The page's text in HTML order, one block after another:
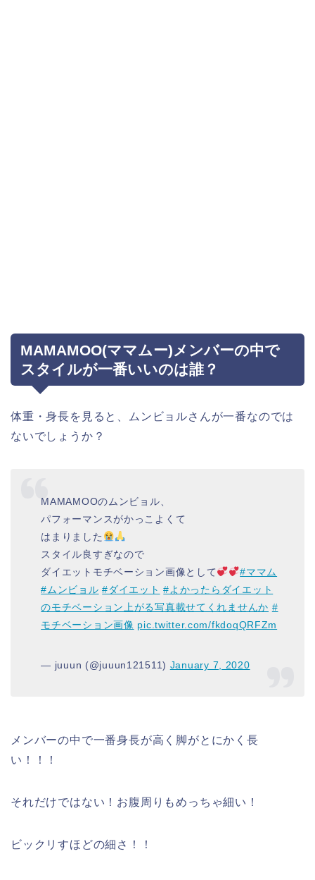
MAMAMOO(ママムー)メンバーの中で
スタイルが一番いいのは誰？
体重・身長を見ると、ムンビョルさんが一番なのでは
ないでしょうか？
MAMAMOOのムンビョル、
パフォーマンスがかっこよくて
はまりました
スタイル良すぎなので
ダイエットモチベーション画像として
#ママム
#ムンビョル #ダイエット #よかったらダイエット
のモチベーション上がる写真載せてくれませんか #
モチベーション画像 pic.twitter.com/fkdoqQRFZm
— juuun (@juuun121511) January 7, 2020
メンバーの中で一番身長が高く脚がとにかく長
い！！！
それだけではない！お腹周りもめっちゃ細い！
ビックリすほどの細さ！！